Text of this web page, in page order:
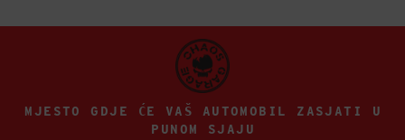
MJESTO GDJE ĆE VAŠ AUTOMOBIL ZASJATI U
PUNOM SJAJU